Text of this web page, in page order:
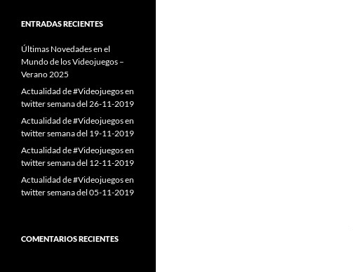
ENTRADAS RECIENTES
Últimas Novedades en el
Mundo de los Videojuegos –
Verano 2025
Actualidad de #Videojuegos en
twitter semana del 26-11-2019
Actualidad de #Videojuegos en
twitter semana del 19-11-2019
Actualidad de #Videojuegos en
twitter semana del 12-11-2019
Actualidad de #Videojuegos en
twitter semana del 05-11-2019
COMENTARIOS RECIENTES